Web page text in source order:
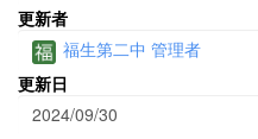
更新者
福生第二中 管理者
更新日
2024/09/30